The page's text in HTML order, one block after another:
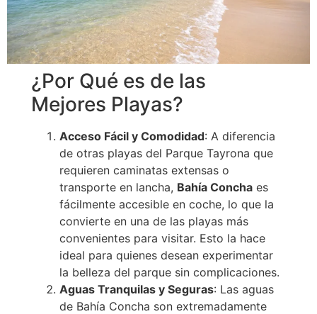
¿Por Qué es de las
Mejores Playas?
Acceso Fácil y Comodidad: A diferencia
de otras playas del Parque Tayrona que
requieren caminatas extensas o
transporte en lancha, Bahía Concha es
fácilmente accesible en coche, lo que la
convierte en una de las playas más
convenientes para visitar. Esto la hace
ideal para quienes desean experimentar
la belleza del parque sin complicaciones.
Aguas Tranquilas y Seguras: Las aguas
de Bahía Concha son extremadamente